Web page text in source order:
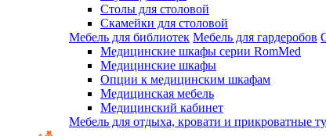
Cтолы для столовой
Скамейки для столовой
Мебель для библиотек Мебель для гардеробов
Медицинские шкафы серии RomMed
Медицинские шкафы
Опции к медицинским шкафам
Медицинская мебель
Медицинский кабинет
Мебель для отдыха, кровати и прикроватные